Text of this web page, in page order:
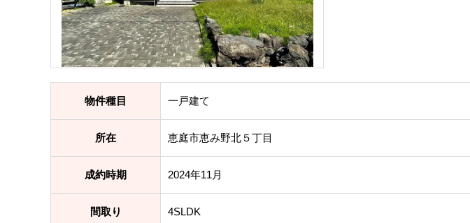
物件種目 一戸建て
所在 恵庭市恵み野北５丁目
成約時期 2024年11月
間取り 4SLDK